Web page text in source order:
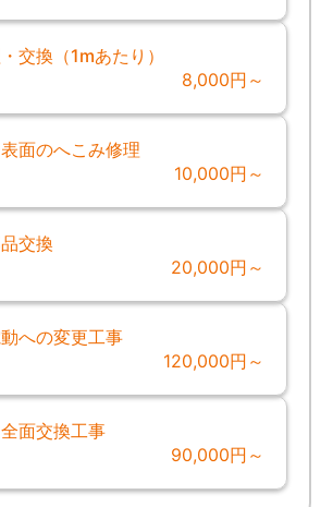
交換（1mあたり）
8,000円～
面のへこみ修理
10,000円～
交換
20,000円～
への変更工事
120,000円～
面交換工事
90,000円～